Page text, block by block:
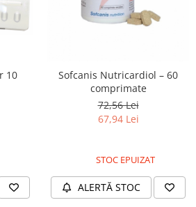
10
Sofcanis Nutricardiol – 60
comprimate
72,56 Lei
67,94 Lei
STOC EPUIZAT
ALERTĂ STOC